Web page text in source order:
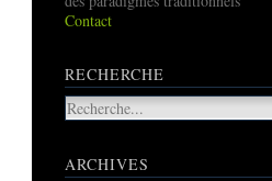
Contact
RECHERCHE
ARCHIVES